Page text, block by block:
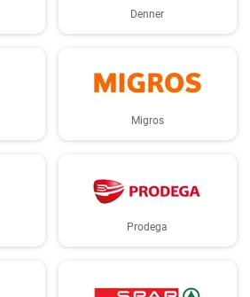
Denner
Migros
Prodega